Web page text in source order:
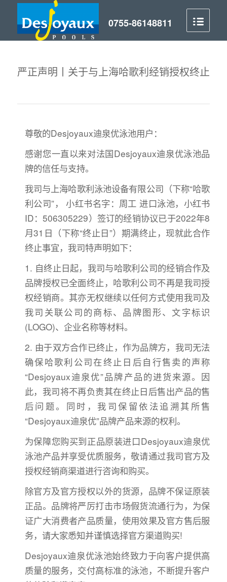
严正声明丨关于与上海哈歌利经销授权终止
尊敬的Desjoyaux迪泉优泳池用户：
感谢您一直以来对法国Desjoyaux迪泉优泳池品
牌的信任与支持。
我司与上海哈歌利泳池设备有限公司（下称“哈歌
利公司”， 小红书名字：周工 进口泳池，小红书
ID：506305229）签订的经销协议已于2022年8
月31日（下称“终止日”）期满终止，现就此合作
终止事宜，我司特声明如下：
1. 自终止日起，我司与哈歌利公司的经销合作及
品牌授权已全面终止，哈歌利公司不再是我司授
权经销商。其亦无权继续以任何方式使用我司及
我司关联公司的商标、品牌图形、文字标识
(LOGO)、企业名称等材料。
2. 由于双方合作已终止，作为品牌方，我司无法
确保哈歌利公司在终止日后自行售卖的声称
“Desjoyaux迪泉优”品牌产品的进货来源。因
此，我司将不再负责其在终止日后售出产品的售
后问题。同时，我司保留依法追溯其所售
“Desjoyaux迪泉优”品牌产品来源的权利。
为保障您购买到正品原装进口Desjoyaux迪泉优
泳池产品并享受优质服务，敬请通过我司官方及
授权经销商渠道进行咨询和购买。
除官方及官方授权以外的货源，品牌不保证原装
正品。品牌将严厉打击市场假货流通行为，为保
证广大消费者产品质量，使用效果及官方售后服
务，请大家悉知并谨慎选择官方渠道购买!
Desjoyaux迪泉优泳池始终致力于向客户提供高
质量的服务，交付高标准的泳池，不断提升客户